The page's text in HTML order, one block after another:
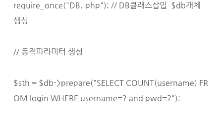
require_once("DB..php"); // DB클래스삽입 $db개체
생성
// 동적파라미터 생성
$sth = $db->prepare("SELECT COUNT(username) FR
OM login WHERE username=? and pwd=?");